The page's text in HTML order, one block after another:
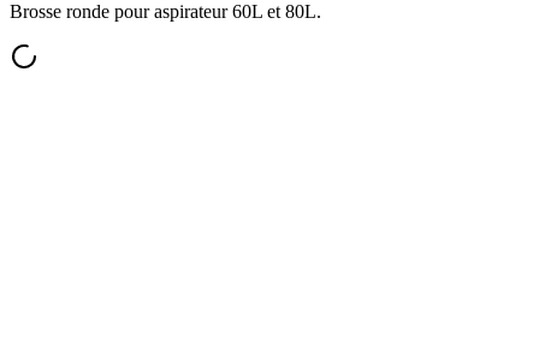
Brosse ronde pour aspirateur 60L et 80L.